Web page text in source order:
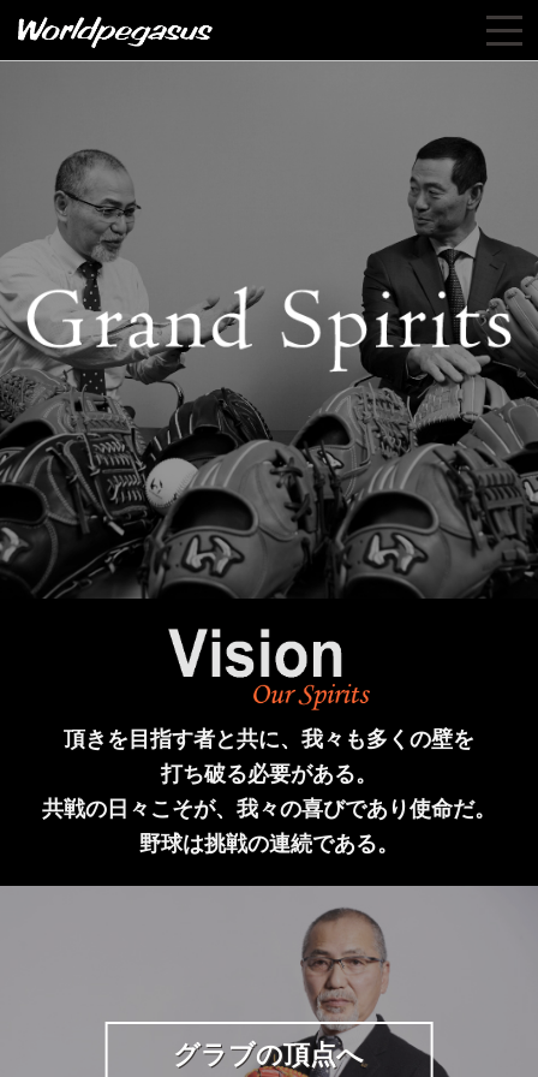
頂きを目指す者と共に、我々も多くの壁を
打ち破る必要がある。
共戦の日々こそが、我々の喜びであり使命だ。
野球は挑戦の連続である。
グラブの頂点へ